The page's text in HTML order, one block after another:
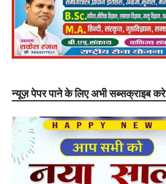
न्यूज़ पेपर पाने के लिए अभी सब्सक्राइब करे